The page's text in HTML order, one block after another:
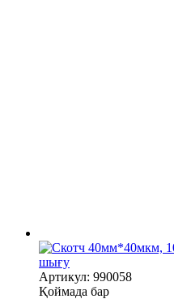
шығу
Артикул: 990058
Қоймада бар